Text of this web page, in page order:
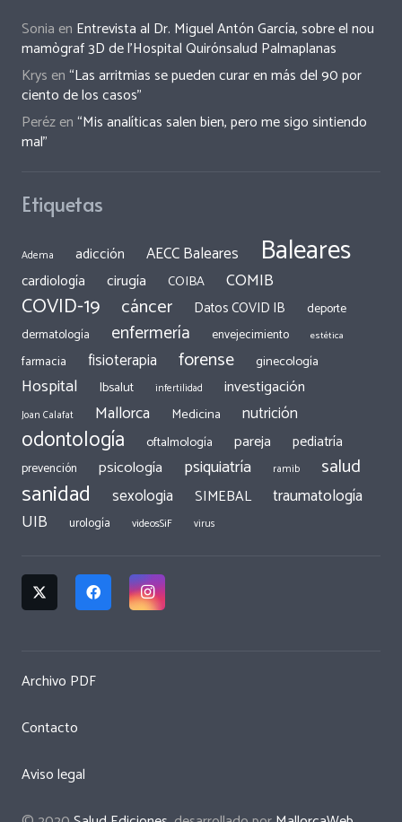
Sonia en Entrevista al Dr. Miguel Antón García, sobre el nou
mamògraf 3D de l’Hospital Quirónsalud Palmaplanas
Krys en“Las arritmias se pueden curar en más del 90 por
ciento de los casos”
Perézen“Mis analíticas salen bien, pero me sigo sintiendo
mal”
Etiquetas
Adema adicción AECC Baleares Baleares
cardiología cirugía COIBA COMIB
COVID-19 cáncer Datos COVID IB
deporte
dermatología
enfermería envejecimiento estética
farmacia fisioterapia forense ginecología
Hospital Ibsalut infertilidad investigación
Joan Calafat Mallorca Medicina nutrición
odontología oftalmología pareja pediatría
prevención psicología psiquiatría ramib salud
sanidad sexologia SIMEBAL traumatología
UIB urología videosSiF virus
Archivo PDF
Contacto
Aviso legal